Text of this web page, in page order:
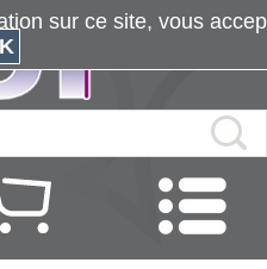
sur ce site, vous